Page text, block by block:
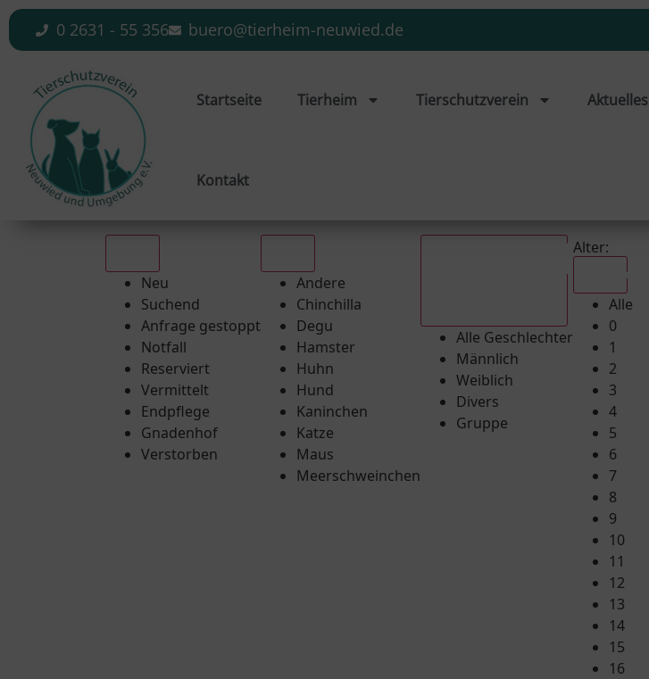
0 2631 - 55 356 buero@tierheim-neuwied.de
Startseite Tierheim Tierschutzverein Aktuelles
Kontakt
Neu
Suchend
Anfrage gestoppt
Notfall
Reserviert
Vermittelt
Endpflege
Gnadenhof
Verstorben
Andere
Chinchilla
Degu
Hamster
Huhn
Hund
Kaninchen
Katze
Maus
Meerschweinchen
Alle Geschlechter
Männlich
Weiblich
Divers
Gruppe
Alter:
Alle
0
1
2
3
4
5
6
7
8
9
10
11
12
13
14
15
16